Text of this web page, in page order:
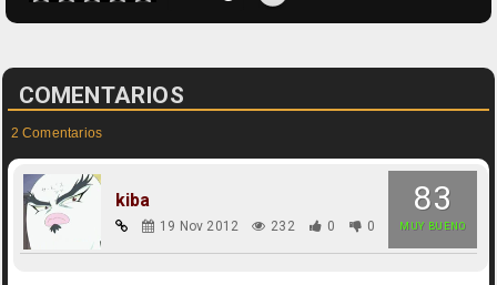
COMENTARIOS
2 Comentarios
83
MUY BUENO
kiba
19 Nov 2012 232 0 0